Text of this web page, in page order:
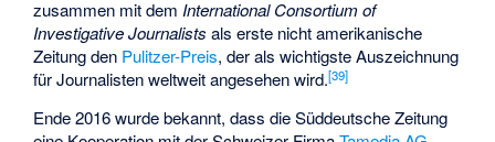
zusammen mit demInternational Consortium of
Investigative Journalists als erste nicht amerikanische
Zeitung den Pulitzer-Preis, der als wichtigste Auszeichnung
für Journalisten weltweit angesehen wird.[39]
Ende 2016 wurde bekannt, dass die Süddeutsche Zeitung